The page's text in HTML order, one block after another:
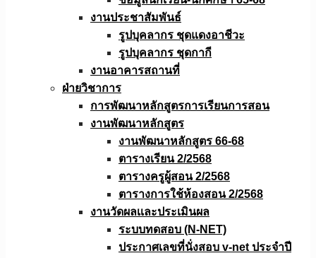
งานประชาสัมพันธ์
รูปบุคลากร ชุดแดงอาชีวะ
รูปบุคลากร ชุดกากี
งานอาคารสถานที่
ฝ่ายวิชาการ
การพัฒนาหลักสูตรการเรียนการสอน
งานพัฒนาหลักสูตร
งานพัฒนาหลักสูตร 66-68
ตารางเรียน 2/2568
ตารางครูผู้สอน 2/2568
ตารางการใช้ห้องสอน 2/2568
งานวัดผลเเละประเมินผล
ระบบทดสอบ (N-NET)
ประกาศเลขที่นั่งสอบ v-net ประจำปี